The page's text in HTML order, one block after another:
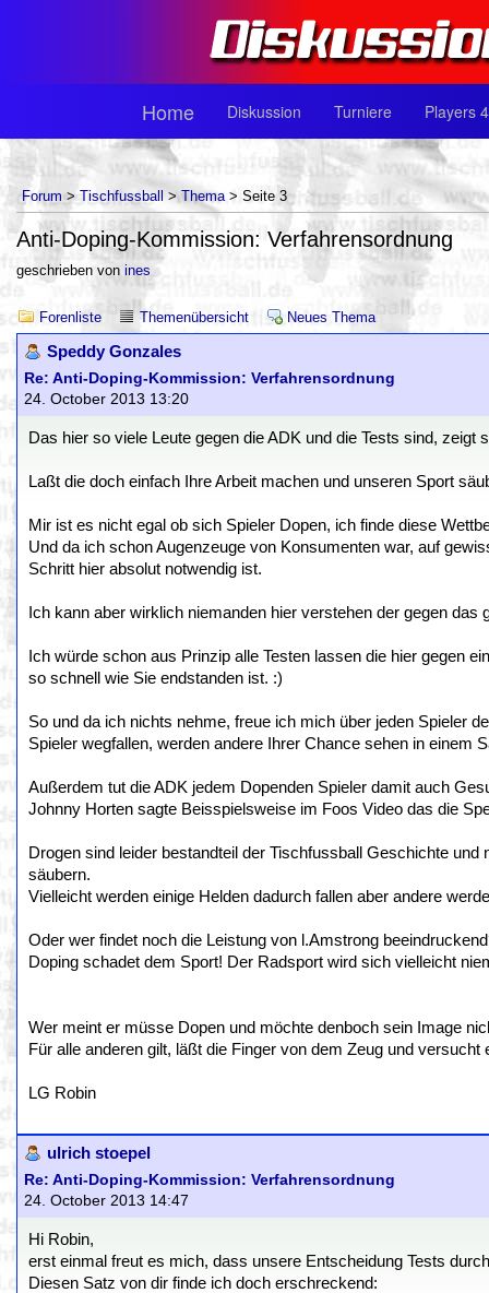
Home Diskussion Turniere Players
Forum > Tischfussball > Thema> Seite 3
Anti-Doping-Kommission: Verfahrensordnung
geschrieben von ines
Forenliste Themenübersicht Neues Thema
Speddy Gonzales
Re: Anti-Doping-Kommission: Verfahrensordnung
24. October 2013 13:20
Das hier so viele Leute gegen die ADK und die Tests sind, zeigt
Laßt die doch einfach Ihre Arbeit machen und unseren Sport
Mir ist es nicht egal ob sich Spieler Dopen, ich finde diese
Und da ich schon Augenzeuge von Konsumenten war, auf
Schritt hier absolut notwendig ist.
Ich kann aber wirklich niemanden hier verstehen der gegen
Ich würde schon aus Prinzip alle Testen lassen die hier gegen
so schnell wie Sie endstanden ist. :)
So und da ich nichts nehme, freue ich mich über jeden Spieler
Spieler wegfallen, werden andere Ihrer Chance sehen in einem
Außerdem tut die ADK jedem Dopenden Spieler damit auch
Johnny Horten sagte Beisspielsweise im Foos Video das die
Drogen sind leider bestandteil der Tischfussball Geschichte
säubern.
Vielleicht werden einige Helden dadurch fallen aber andere
Oder wer findet noch die Leistung von l.Amstrong
Doping schadet dem Sport! Der Radsport wird sich vielleicht
Wer meint er müsse Dopen und möchte denboch sein Image
Für alle anderen gilt, läßt die Finger von dem Zeug und versucht
LG Robin
ulrich stoepel
Re: Anti-Doping-Kommission: Verfahrensordnung
24. October 2013 14:47
Hi Robin,
erst einmal freut es mich, dass unsere Entscheidung Tests
Diesen Satz von dir finde ich doch erschreckend: